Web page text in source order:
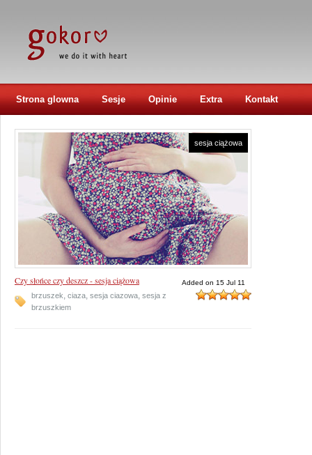
Strona glowna Sesje Opinie Extra Kontakt
sesja ciążowa
Czy słońce czy deszcz - sesja ciążowa Added on 15 Jul 11
brzuszek, ciaza, sesja ciazowa, sesja z
brzuszkiem